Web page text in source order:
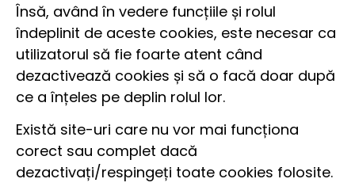
Însă, având în vedere funcțiile și rolul
îndeplinit de aceste cookies, este necesar ca
utilizatorul să fie foarte atent când
dezactivează cookies și să o facă doar după
ce a înțeles pe deplin rolul lor.
Există site-uri care nu vor mai funcționa
corect sau complet dacă
dezactivați/respingeți toate cookies folosite.